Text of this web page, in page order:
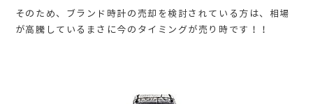
そのため、ブランド時計の売却を検討されている方は、相場
が高騰しているまさに今のタイミングが売り時です！！